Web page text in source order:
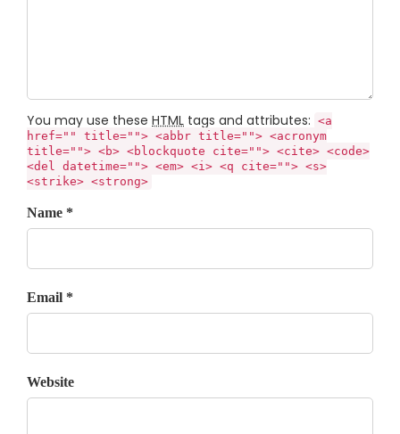
You may use these HTML tags and attributes: <a
href="" title=""> <abbr title=""> <acronym
title=""> <b> <blockquote cite=""> <cite> <code>
<del datetime=""> <em> <i> <q cite=""> <s>
<strike> <strong>
Name *
Email *
Website